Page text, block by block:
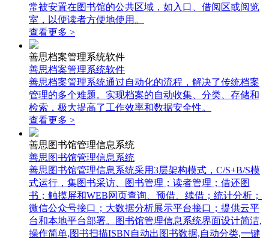
常被安置在图书馆的公共区域，如入口、借阅区或阅览
室，以便读者方便地使用。
查看更多 >
善思档案管理系统软件
善思档案管理系统软件
善思档案管理系统通过自动化的流程，解决了传统档案
管理的多个难题。实现档案的自动收集、分类、存储和
检索，极大提高了工作效率和数据安全性。
查看更多 >
善思图书馆管理信息系统
善思图书馆管理信息系统
善思图书馆管理信息系统采用3层架构模式，C/S+B/S模
式运行，集图书采访、图书管理；读者管理；借还图
书；触摸屏和WEB网页查询、预借、续借；统计分析；
微信公众号接口；大数据分析展示平台接口；提供云平
台和本地平台部署。图书馆管理信息系统界面设计简洁,
操作简单,图书扫描ISBN自动出图书数据,自动分类,一键